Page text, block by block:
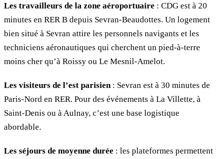
Les travailleurs de la zone aéroportuaire : CDG est à 20
minutes en RER B depuis Sevran-Beaudottes. Un logement
bien situé à Sevran attire les personnels navigants et les
techniciens aéronautiques qui cherchent un pied-à-terre
moins cher qu’à Roissy ou Le Mesnil-Amelot.
Les visiteurs de l’est parisien: Sevran est à 30 minutes de
Paris-Nord en RER. Pour des événements à La Villette, à
Saint-Denis ou à Aulnay, c’est une base logistique
abordable.
Les séjours de moyenne durée : les plateformes permettent